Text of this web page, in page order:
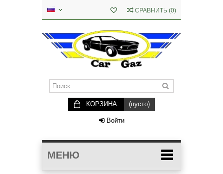
СРАВНИТЬ (0)
КОРЗИНА: (пусто)
Войти
МЕНЮ